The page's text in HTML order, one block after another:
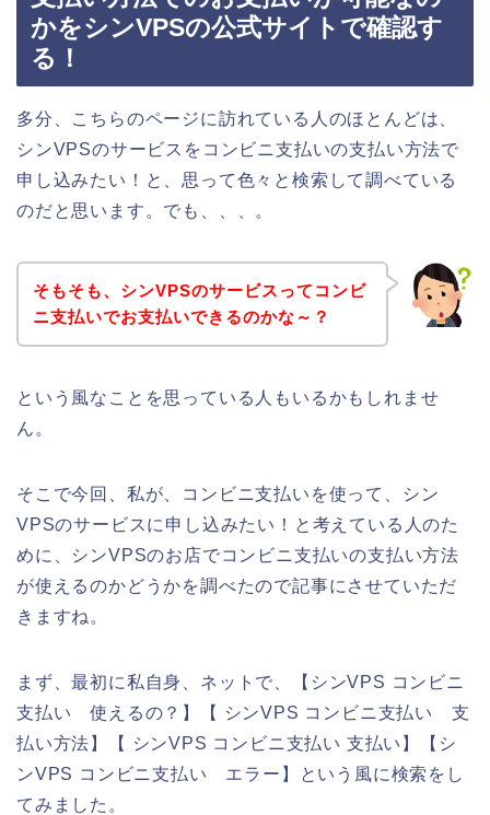
かをシンVPSの公式サイトで確認す
る！
多分、こちらのページに訪れている人のほとんどは、
シンVPSのサービスをコンビニ支払いの支払い方法で
申し込みたい！と、思って色々と検索して調べている
のだと思います。でも、、、。
そもそも、シンVPSのサービスってコンビ
ニ支払いでお支払いできるのかな～？
という風なことを思っている人もいるかもしれませ
ん。
そこで今回、私が、コンビニ支払いを使って、シン
VPSのサービスに申し込みたい！と考えている人のた
めに、シンVPSのお店でコンビニ支払いの支払い方法
が使えるのかどうかを調べたので記事にさせていただ
きますね。
まず、最初に私自身、ネットで、【シンVPS コンビニ
支払い 使えるの？】【 シンVPS コンビニ支払い 支
払い方法】【 シンVPS コンビニ支払い 支払い】【シ
ンVPS コンビニ支払い エラー】という風に検索をし
てみました。